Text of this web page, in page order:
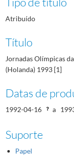
Atribuído
Título
Jornadas Olímpicas
(Holanda) 1993 [1]
Datas de
1992-04-16 a
Suporte
Papel